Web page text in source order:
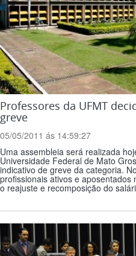
Professores da UFMT
greve
05/05/2011 ás 14:59:27
Uma assembleia será realizada
Universidade Federal de Mato
indicativo de greve da categoria.
profissionais ativos e
o reajuste e recomposição do